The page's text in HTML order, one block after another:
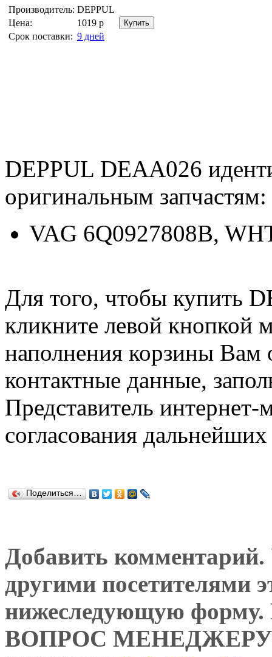
Производитель: DEPPUL
Цена:
1019 р
Срок поставки: 9 дней
DEPPUL DEAA026
оригинальным запчастям:
VAG 6Q0927808B,
Для того, чтобы купить
кликните левой
наполнения корзины Вам
контактные данные,
Представитель
согласования
Поделиться…
Добавить комментарий.
другими посетителями
нижеследующую
ВОПРОС